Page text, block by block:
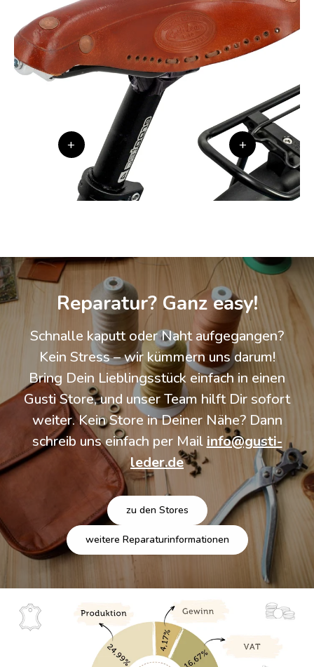
+ +
Reparatur? Ganz easy!
Schnalle kaputt oder Naht aufgegangen?
Kein Stress – wir kümmern uns darum!
Bring Dein Lieblingsstück einfach in einen
Gusti Store, und unser Team hilft Dir sofort
weiter. Kein Store in Deiner Nähe? Dann
schreib uns einfach per Mail info@gusti-
leder.de
zu den Stores
weitere Reparaturinformationen